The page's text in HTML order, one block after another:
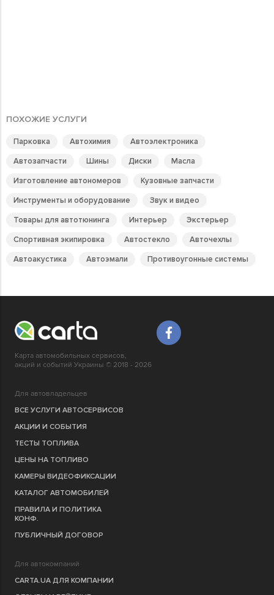
ПОХОЖИЕ УСЛУГИ
Парковка Автохимия
Автоэлектроника
Автозапчасти
Шины Диски
Масла
Изготовление автономеров
Кузовные запчасти
Инструменты и оборудование
Звук и видео
Товары для автотюнинга
Интерьер
Экстерьер
Спортивная экипировка
Автостекло
Авточехлы
Автоакустика
Автоэмали Противоугонные системы
Карта автомобильных сервисов,
акций и событий Украины © 2018 - 2026
Для автовладельцев
ВСЕ УСЛУГИ АВТОСЕРВИСОВ
АКЦИИ И СОБЫТИЯ
ТЕСТЫ ТОПЛИВА
ЦЕНЫ НА ТОПЛИВО
КАМЕРЫ ВИДЕОФИКСАЦИИ
КАТАЛОГ АВТОМОБИЛЕЙ
ПРАВИЛА И ПОЛИТИКА
КОНФ.
ПУБЛИЧНЫЙ ДОГОВОР
Для автокомпаний
CARTA.UA ДЛЯ КОМПАНИИ